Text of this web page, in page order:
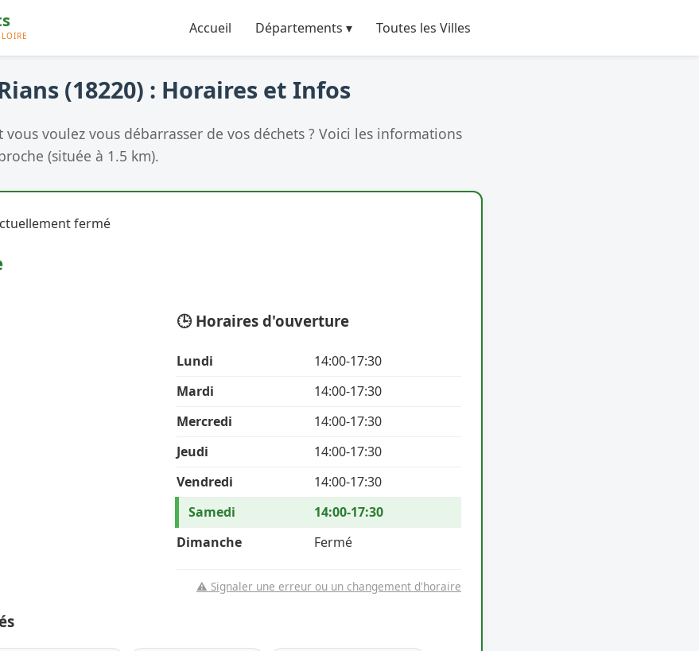
Accueil Départements ▾ Toutes les Villes
(18220) : Horaires et Infos
vous voulez vous débarrasser de vos déchets ? Voici les informations
(située à 1.5 km).
fermé
🕒 Horaires d'ouverture
Lundi
14:00-17:30
Mardi
14:00-17:30
Mercredi
14:00-17:30
Jeudi
14:00-17:30
Vendredi
14:00-17:30
Samedi
14:00-17:30
Dimanche
Fermé
⚠️ Signaler une erreur ou un changement d'horaire